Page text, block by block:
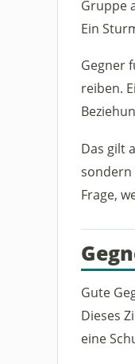
Gruppe
Ein
Gegner
reiben.
Das gilt
sondern
Frage,
Gute
Dieses
eine